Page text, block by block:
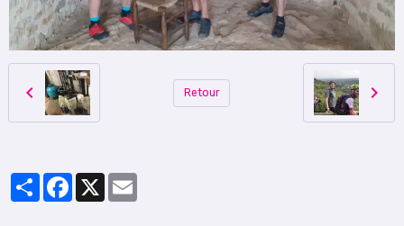
Retour
PartagerFacebook